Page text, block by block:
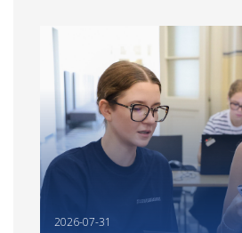
2026-07-31